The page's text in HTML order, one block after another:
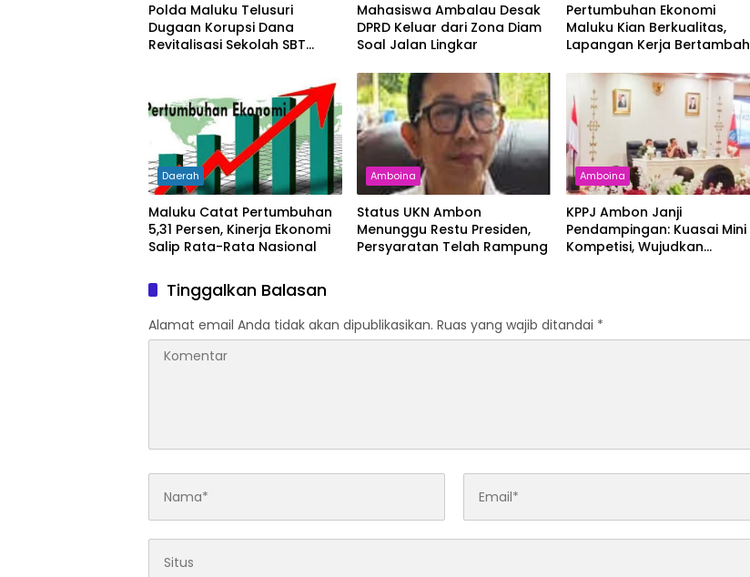
Polda Maluku Telusuri
Dugaan Korupsi Dana
Revitalisasi Sekolah SBT
Mahasiswa Ambalau Desak
DPRD Keluar dari Zona Diam
Soal Jalan Lingkar
Pertumbuhan Ekonomi
Maluku Kian Berkualitas,
Lapangan Kerja Bertambah
Daerah
Maluku Catat Pertumbuhan
5,31 Persen, Kinerja Ekonomi
Salip Rata-Rata Nasional
Amboina
Status UKN Ambon
Menunggu Restu Presiden,
Persyaratan Telah Rampung
Amboina
KPPJ Ambon Janji
Pendampingan: Kuasai Mini
Kompetisi, Wujudkan
Tinggalkan Balasan
Alamat email Anda tidak akan dipublikasikan. Ruas yang wajib ditandai *